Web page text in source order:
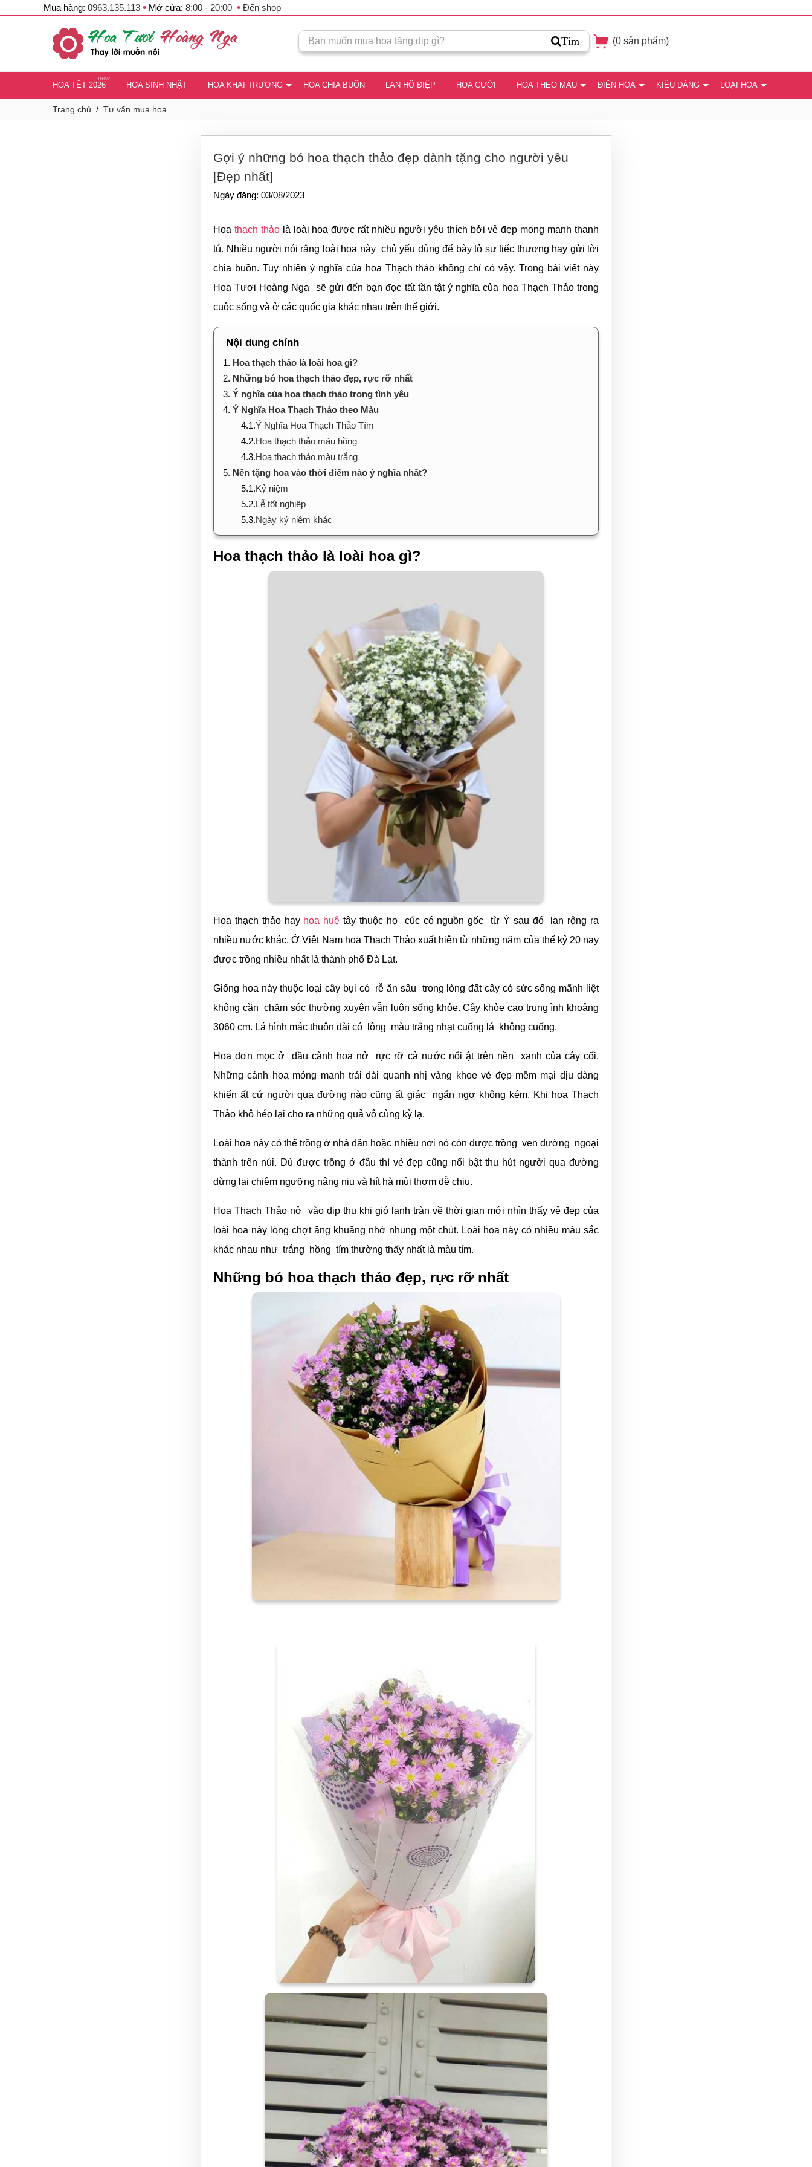
Mua hàng: 0963.135.113 • Mở cửa: 8:00 - 20:00 • Đến shop
Tìm (0 sản phẩm)
new
HOA TẾT 2026 HOA SINH NHẬT HOA KHAI TRƯƠNG HOA CHIA BUỒN LAN HỒ ĐIỆP HOA CƯỚI HOA THEO MÀU ĐIỆN HOA KIỂU DÁNG LOẠI HOA
Trang chủ / Tư vấn mua hoa
Gợi ý những bó hoa thạch thảo đẹp dành tặng cho người yêu
[Đẹp nhất]
Ngày đăng: 03/08/2023
Hoa thạch thảolà loài hoa được rất nhiều người yêu thích bởi vẻ đẹp mong manh thanh
tú. Nhiều người nói rằng loài hoa này chủ yếu dùng để bày tỏ sự tiếc thương hay gửi lời
chia buồn. Tuy nhiên ý nghĩa của hoa Thạch thảo không chỉ có vậy. Trong bài viết này
Hoa Tươi Hoàng Nga sẽ gửi đến bạn đọc tất tần tật ý nghĩa của hoa Thạch Thảo trong
cuộc sống và ở các quốc gia khác nhau trên thế giới.
Nội dung chính
1. Hoa thạch thảo là loài hoa gì?
2. Những bó hoa thạch thảo đẹp, rực rỡ nhất
3. Ý nghĩa của hoa thạch thảo trong tình yêu
4. Ý Nghĩa Hoa Thạch Thảo theo Màu
4.1.Ý Nghĩa Hoa Thạch Thảo Tím
4.2.Hoa thạch thảo màu hồng
4.3.Hoa thạch thảo màu trắng
5. Nên tặng hoa vào thời điểm nào ý nghĩa nhất?
5.1.Kỷ niệm
5.2.Lễ tốt nghiệp
5.3.Ngày kỷ niệm khác
Hoa thạch thảo là loài hoa gì?
Hoa thạch thảo hay hoa huệ tây thuộc họ cúc có nguồn gốc từ Ý sau đó lan rộng ra
nhiều nước khác. Ở Việt Nam hoa Thạch Thảo xuất hiện từ những năm của thế kỷ 20 nay
được trồng nhiều nhất là thành phố Đà Lạt.
Giống hoa này thuộc loại cây bụi có rễ ăn sâu trong lòng đất cây có sức sống mãnh liệt
không cần chăm sóc thường xuyên vẫn luôn sống khỏe. Cây khỏe cao trung ình khoảng
3060 cm. Lá hình mác thuôn dài có lông màu trắng nhạt cuống lá không cuống.
Hoa đơn mọc ở đầu cành hoa nở rực rỡ cả nước nổi ật trên nền xanh của cây cối.
Những cánh hoa mỏng manh trải dài quanh nhị vàng khoe vẻ đẹp mềm mại dịu dàng
khiến ất cứ người qua đường nào cũng ất giác ngẩn ngơ không kém. Khi hoa Thạch
Thảo khô héo lại cho ra những quả vô cùng kỳ lạ.
Loài hoa này có thể trồng ở nhà dân hoặc nhiều nơi nó còn được trồng ven đường ngoại
thành trên núi. Dù được trồng ở đâu thì vẻ đẹp cũng nổi bật thu hút người qua đường
dừng lại chiêm ngưỡng nâng niu và hít hà mùi thơm dễ chịu.
Hoa Thạch Thảo nở vào dịp thu khi gió lạnh tràn về thời gian mới nhìn thấy vẻ đẹp của
loài hoa này lòng chợt âng khuâng nhớ nhung một chút. Loài hoa này có nhiều màu sắc
khác nhau như trắng hồng tím thường thấy nhất là màu tím.
Những bó hoa thạch thảo đẹp, rực rỡ nhất